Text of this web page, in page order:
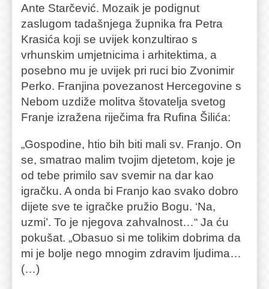
Ante Starčević. Mozaik je podignut
zaslugom tadašnjega župnika fra Petra
Krasića koji se uvijek konzultirao s
vrhunskim umjetnicima i arhitektima, a
posebno mu je uvijek pri ruci bio Zvonimir
Perko. Franjina povezanost Hercegovine s
Nebom uzdiže molitva štovatelja svetog
Franje izražena riječima fra Rufina Šilića:
„Gospodine, htio bih biti mali sv. Franjo. On
se, smatrao malim tvojim djetetom, koje je
od tebe primilo sav svemir na dar kao
igračku. A onda bi Franjo kao svako dobro
dijete sve te igračke pružio Bogu. ‘Na,
uzmi’. To je njegova zahvalnost…“ Ja ću
pokušat. „Obasuo si me tolikim dobrima da
mi je bolje nego mnogim zdravim ljudima…
(…)